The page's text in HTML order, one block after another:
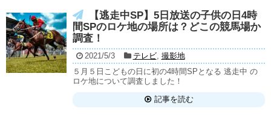
【逃走中SP】5日放送の子供の日4時
間SPのロケ地の場所は？どこの競馬場か
調査！
2021/5/3 テレビ, 撮影地
５月５日こどもの日に初の4時間SPとなる 逃走中 の
ロケ地について調査しました！
記事を読む